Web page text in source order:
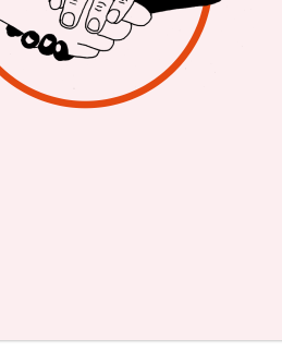
es sind über 500.
Die Pandemie hat
sich das in Ihrem